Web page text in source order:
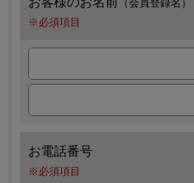
（会員登録名）
※必須項目
お電話番号
※必須項目